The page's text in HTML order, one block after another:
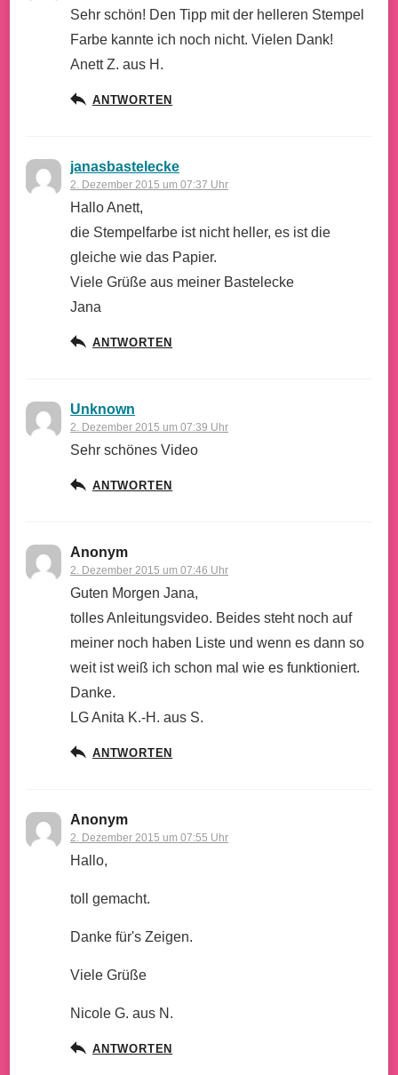
Sehr schön! Den Tipp mit der helleren Stempel
Farbe kannte ich noch nicht. Vielen Dank!
Anett Z. aus H.
ANTWORTEN
janasbastelecke
2. Dezember 2015 um 07:37 Uhr
Hallo Anett,
die Stempelfarbe ist nicht heller, es ist die
gleiche wie das Papier.
Viele Grüße aus meiner Bastelecke
Jana
ANTWORTEN
Unknown
2. Dezember 2015 um 07:39 Uhr
Sehr schönes Video
ANTWORTEN
Anonym
2. Dezember 2015 um 07:46 Uhr
Guten Morgen Jana,
tolles Anleitungsvideo. Beides steht noch auf
meiner noch haben Liste und wenn es dann so
weit ist weiß ich schon mal wie es funktioniert.
Danke.
LG Anita K.-H. aus S.
ANTWORTEN
Anonym
2. Dezember 2015 um 07:55 Uhr
Hallo,
toll gemacht.
Danke für's Zeigen.
Viele Grüße
Nicole G. aus N.
ANTWORTEN